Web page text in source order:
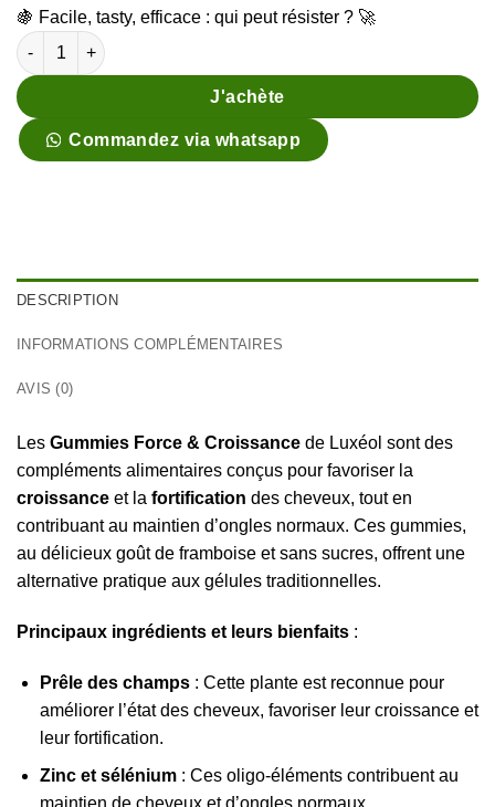
🍇 Facile, tasty, efficace : qui peut résister ? 🚀
quantité de Luxéol Gummies Force & Croissance
J'achète
Commandez via whatsapp
DESCRIPTION
INFORMATIONS COMPLÉMENTAIRES
AVIS (0)
Les Gummies Force & Croissance de Luxéol sont des
compléments alimentaires conçus pour favoriser la
croissance et la fortification des cheveux, tout en
contribuant au maintien d’ongles normaux. Ces gummies,
au délicieux goût de framboise et sans sucres, offrent une
alternative pratique aux gélules traditionnelles.
Principaux ingrédients et leurs bienfaits :
Prêle des champs: Cette plante est reconnue pour
améliorer l’état des cheveux, favoriser leur croissance et
leur fortification.
Zinc et sélénium: Ces oligo-éléments contribuent au
maintien de cheveux et d’ongles normaux.